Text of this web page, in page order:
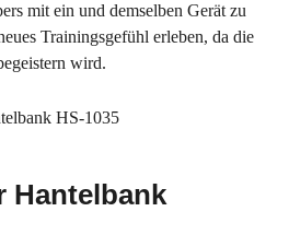
mit ein und demselben Gerät zu
Trainingsgefühl erleben, da die
wird.
Hantelbank